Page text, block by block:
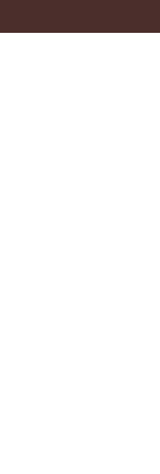
atla